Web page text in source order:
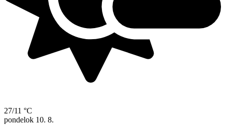
27/11 °C
pondelok 10. 8.